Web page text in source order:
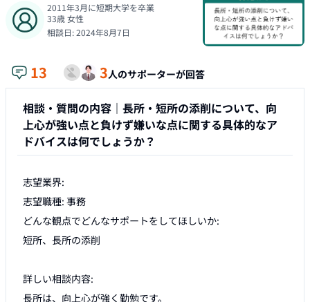
2011年3月に短期大学を卒業
33歳女性
相談日:2024年8月7日
13 3人のサポーターが回答
相談・質問の内容｜ 長所・短所の添削について、向
上心が強い点と負けず嫌いな点に関する具体的なア
ドバイスは何でしょうか？
志望業界:
志望職種: 事務
どんな観点でどんなサポートをしてほしいか:
短所、長所の添削
詳しい相談内容:
長所は、向上心が強く勤勉です。